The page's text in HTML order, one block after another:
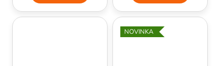
NOVINKA